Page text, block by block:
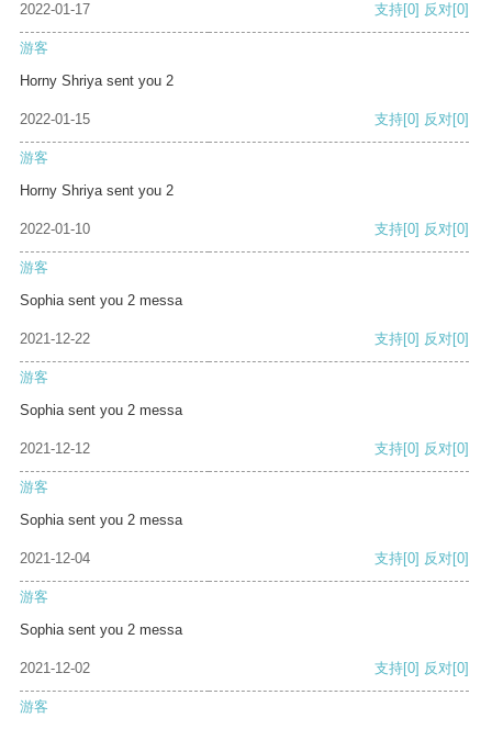
2022-01-17 支持[0] 反对[0]
游客
Horny Shriya sent you 2
2022-01-15 支持[0] 反对[0]
游客
Horny Shriya sent you 2
2022-01-10 支持[0] 反对[0]
游客
Sophia sent you 2 messa
2021-12-22 支持[0] 反对[0]
游客
Sophia sent you 2 messa
2021-12-12 支持[0] 反对[0]
游客
Sophia sent you 2 messa
2021-12-04 支持[0] 反对[0]
游客
Sophia sent you 2 messa
2021-12-02 支持[0] 反对[0]
游客